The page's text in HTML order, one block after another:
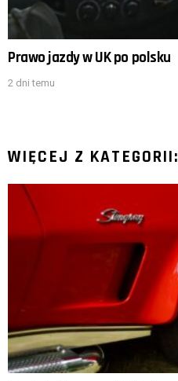
Prawo jazdy w UK po polsku
2 dni temu
WIĘCEJ Z KATEGORII: